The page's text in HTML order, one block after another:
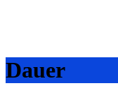
Dauer